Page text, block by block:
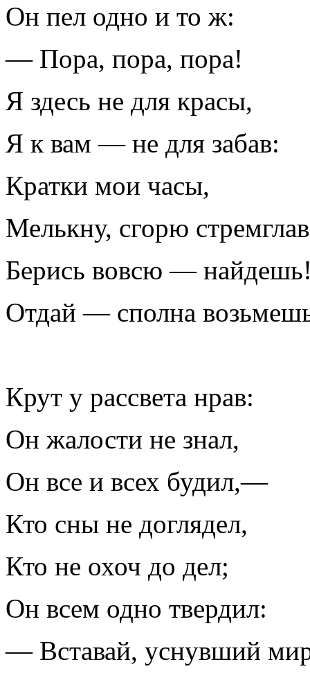
Он пел одно и то ж:
— Пора, пора, пора!
Я здесь не для красы,
Я к вам — не для забав:
Кратки мои часы,
Мелькну, сгорю
Берись вовсю —
Отдай — сполна
Крут у рассвета нрав:
Он жалости не знал,
Он все и всех будил,—
Кто сны не доглядел,
Кто не охоч до дел;
Он всем одно твердил:
— Вставай, уснувший